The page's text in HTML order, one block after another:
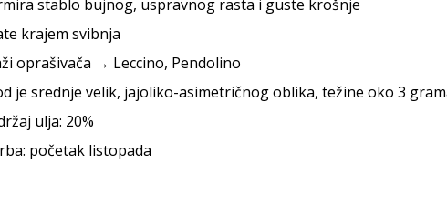
stablo bujnog, uspravnog rasta i guste krošnje
krajem svibnja
oprašivača → Leccino, Pendolino
je srednje velik, jajoliko-asimetričnog oblika, težine oko 3
ulja: 20%
početak listopada